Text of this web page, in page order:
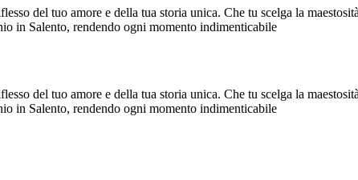
del tuo amore e della tua storia unica. Che tu scelga la
in Salento, rendendo ogni momento indimenticabile
del tuo amore e della tua storia unica. Che tu scelga la
in Salento, rendendo ogni momento indimenticabile